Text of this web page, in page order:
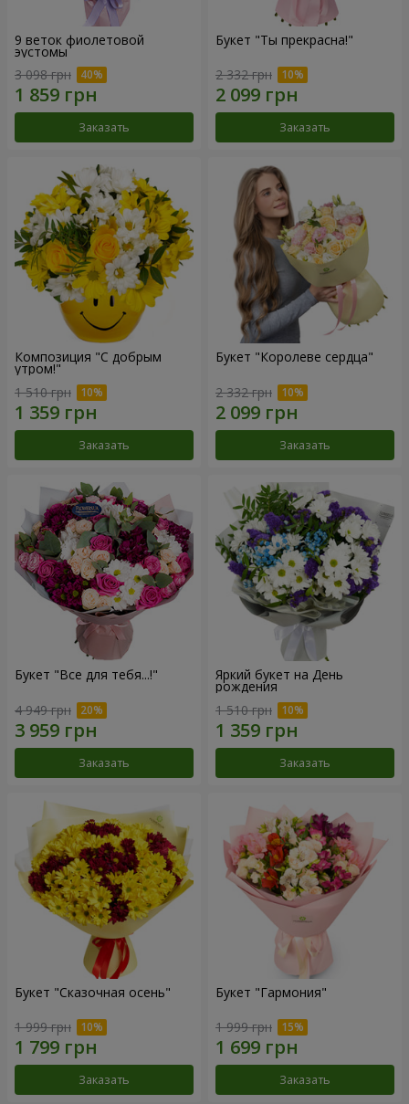
9 веток фиолетовой
эустомы
3 098 грн
Заказать
Букет "Ты прекрасна!"
2 332 грн
Заказать
Композиция "С добрым
утром!"
1 510 грн
Заказать
Букет "Королеве сердца"
2 332 грн
Заказать
Букет "Все для тебя...!"
4 949 грн
Заказать
Яркий букет на День
рождения
1 510 грн
Заказать
Букет "Сказочная осень"
1 999 грн
Заказать
Букет "Гармония"
1 999 грн
Заказать